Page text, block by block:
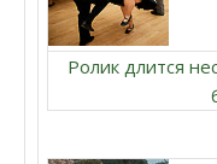
Ролик длится